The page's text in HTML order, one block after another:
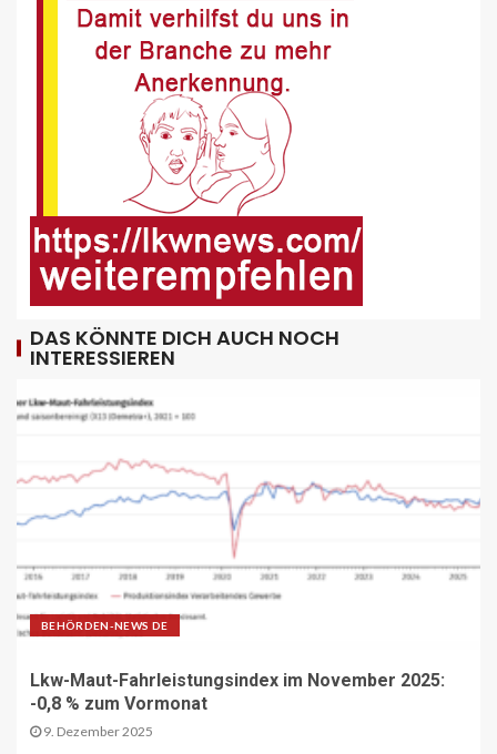
Offenburg, A5 – Zwei Unfälle legen
Berufsverkehr lahm
FUHRPARK-UNTERNEHMENS-NEWS DE
Sattelauflieger im Kundeneinsatz
beim Bau mobiler Strassen
11
PUBLIKATIONEN (STRASSE) DE
„Alles im Tacho?!“ macht Lenk- und
12
und Kranlogistik
13
DIGITAL DE
Repräsentative Studie vom Vodafone
Institut
PAKETZUSTELLER DE
Sonderbriefmarke würdigt
DAS KÖNNTE DICH AUCH NOCH
INTERESSIEREN
BEHÖRDEN-NEWS DE
Lkw-Maut-Fahrleistungsindex im November 2025:
-0,8 % zum Vormonat
9. Dezember 2025